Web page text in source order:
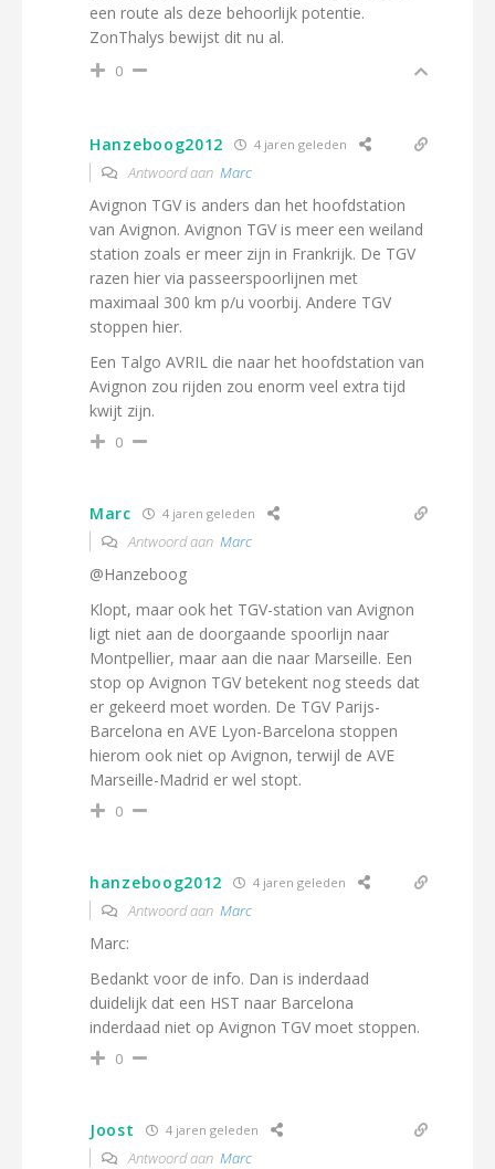
een route als deze behoorlijk potentie.
ZonThalys bewijst dit nu al.
0
Hanzeboog2012 4 jaren geleden
Antwoord aan Marc
Avignon TGV is anders dan het hoofdstation
van Avignon. Avignon TGV is meer een weiland
station zoals er meer zijn in Frankrijk. De TGV
razen hier via passeerspoorlijnen met
maximaal 300 km p/u voorbij. Andere TGV
stoppen hier.
Een Talgo AVRIL die naar het hoofdstation van
Avignon zou rijden zou enorm veel extra tijd
kwijt zijn.
0
Marc 4 jaren geleden
Antwoord aan Marc
@Hanzeboog
Klopt, maar ook het TGV-station van Avignon
ligt niet aan de doorgaande spoorlijn naar
Montpellier, maar aan die naar Marseille. Een
stop op Avignon TGV betekent nog steeds dat
er gekeerd moet worden. De TGV Parijs-
Barcelona en AVE Lyon-Barcelona stoppen
hierom ook niet op Avignon, terwijl de AVE
Marseille-Madrid er wel stopt.
0
hanzeboog2012 4 jaren geleden
Antwoord aan Marc
Marc:
Bedankt voor de info. Dan is inderdaad
duidelijk dat een HST naar Barcelona
inderdaad niet op Avignon TGV moet stoppen.
0
Joost 4 jaren geleden
Antwoord aan Marc